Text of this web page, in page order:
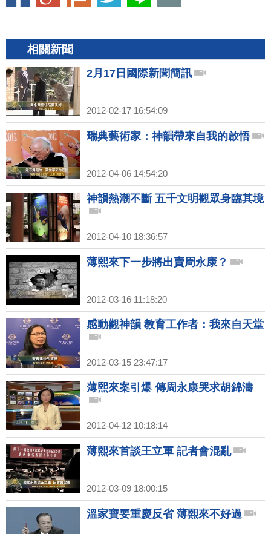
相關新聞
2月17日國際新聞簡訊
2012-02-17 16:54:09
瑞典藝術家：神韻帶來自我的啟悟
2012-04-06 14:54:20
神韻熱潮不斷 五千文明觀眾身臨其境
2012-04-10 18:36:57
薄熙來下一步將出賣周永康？
2012-03-16 11:18:20
感動觀神韻 教育工作者：我來自天堂
2012-03-15 23:47:17
薄熙來案引爆 傳周永康哭求胡錦濤
2012-04-12 10:18:14
薄熙來首談王立軍 記者會混亂
2012-03-09 18:00:15
溫家寶要重慶反省 薄熙來不好過